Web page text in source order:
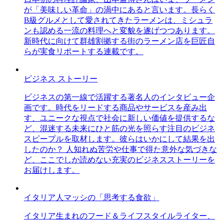
が「美味しい革命」の渦中にあると言います。長らく
B級グルメとして愛されてきたラーメンは、ミシュラ
ンも認める一流の料理へと変貌を遂げつつあります。
新時代に向けて群雄割拠する街のラーメン店を巨匠自
らが実食リポートする連載です。
ビジネス ストーリー
ビジネスの第一線で活躍する著名人のインタビュー企
画です。時代をリードする商品やサービスを産み出
す、ユニークな視点で社会に新しい価値を提供するな
ど、混迷する未来にひと筋の光を照らす注目のビジネ
スピープルを取材します。彼らはいかにして結果を出
したのか？ 人知れぬ苦労や仕事で得た意外な気づきな
ど、ここでしか読めない充実のビジネスストーリーを
お届けします。
イタリア人マッシの「思考する食欲」
イタリア生まれのフード＆ライフスタイルライター、